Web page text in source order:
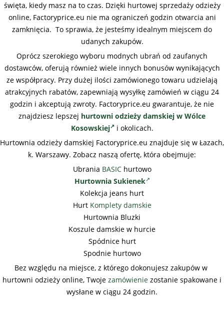
święta, kiedy masz na to czas. Dzięki hurtowej sprzedaży odzieży
online, Factoryprice.eu nie ma ograniczeń godzin otwarcia ani
zamknięcia. To sprawia, że jesteśmy idealnym miejscem do
udanych zakupów.
Oprócz szerokiego wyboru modnych ubrań od zaufanych
dostawców, oferują również wiele innych bonusów wynikających
ze współpracy. Przy dużej ilości zamówionego towaru udzielają
atrakcyjnych rabatów, zapewniają wysyłkę zamówień w ciągu 24
godzin i akceptują zwroty. Factoryprice.eu gwarantuje, że nie
znajdziesz lepszej hurtowni odzieży damskiej w Wólce
Kosowskiej i okolicach.
Hurtownia odzieży damskiej Factoryprice.eu znajduje się w Łazach,
k. Warszawy. Zobacz naszą ofertę, która obejmuje:
Ubrania BASIChurtowo
Hurtownia Sukienek
Kolekcja jeans hurt
Hurt Komplety damskie
Hurtownia Bluzki
Koszule damskie w hurcie
Spódnice hurt
Spodnie hurtowo
Bez względu na miejsce, z którego dokonujesz zakupów w
hurtowni odzieży online, Twoje zamówienie zostanie spakowane i
wysłane w ciągu 24 godzin.